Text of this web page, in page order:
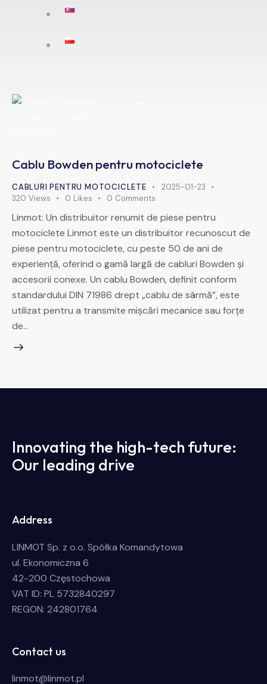
Cablu Bowden pentru motociclete
CABLURI PENTRU MOTOCICLETE
2025-01-23
320 Views 0 Likes 0 Comments
Linmot: Un distribuitor renumit de piese pentru
motociclete Linmot este un distribuitor recunoscut de
piese pentru motociclete, cu peste 50 de ani de
experiență, oferind o gamă largă de cabluri Bowden și
accesorii conexe. Un cablu Bowden, definit conform
standardului DIN 71986 drept „cablu de sârmă”, este
utilizat pentru a transmite mișcări mecanice sau forțe
de…
Innovating the high-tech future:
Our leading drive
Address
LINMOT Sp. z o.o. Spółka Komandytowa
ul. Ekonomiczna 6
42-200 Częstochowa
VAT ID: PL 5732840297
REGON: 242801764
Contact us
linmot@linmot.pl